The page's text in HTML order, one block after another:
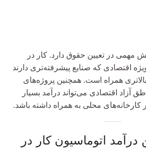
مهمی در تعیین حقوق دارد. کار در
اقتصادی که صنایع پیشرفته‌تری دارند
همراه است. همچنین پروژه‌های
آزاد اقتصادی می‌تواند درآمد بسیار
کارخانه‌های محلی به همراه داشته باشد.
درآمد اتوماسیون کار در